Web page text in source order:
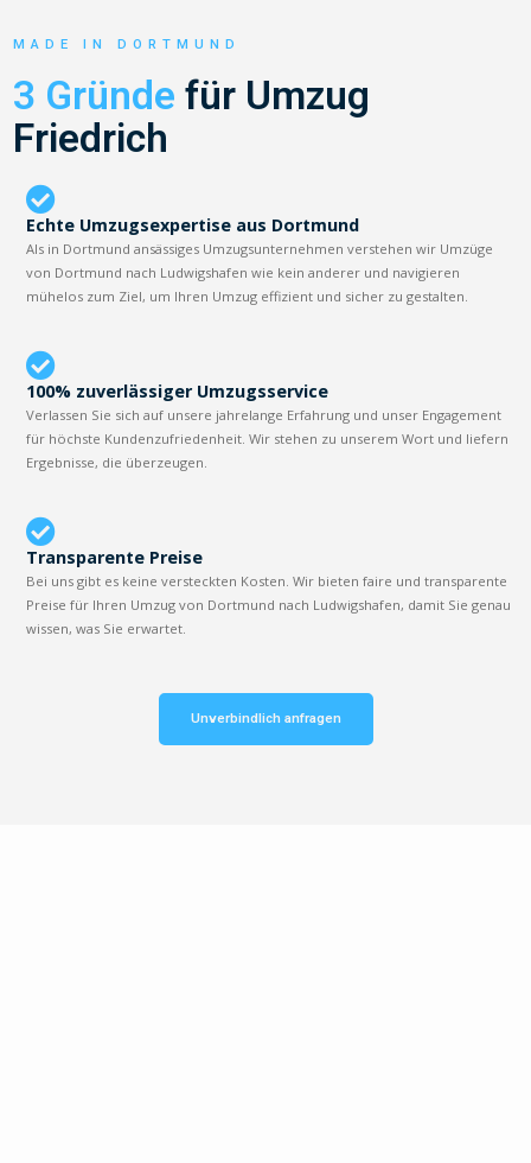
MADE IN DORTMUND
3 Gründe für Umzug
Friedrich
Echte Umzugsexpertise aus Dortmund
Als in Dortmund ansässiges Umzugsunternehmen verstehen wir Umzüge
von Dortmund nach Ludwigshafen wie kein anderer und navigieren
mühelos zum Ziel, um Ihren Umzug effizient und sicher zu gestalten.
100% zuverlässiger Umzugsservice
Verlassen Sie sich auf unsere jahrelange Erfahrung und unser Engagement
für höchste Kundenzufriedenheit. Wir stehen zu unserem Wort und liefern
Ergebnisse, die überzeugen.
Transparente Preise
Bei uns gibt es keine versteckten Kosten. Wir bieten faire und transparente
Preise für Ihren Umzug von Dortmund nach Ludwigshafen, damit Sie genau
wissen, was Sie erwartet.
Unverbindlich anfragen